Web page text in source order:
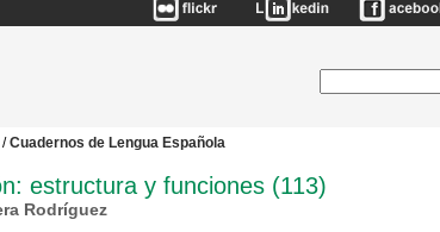
/Cuadernos de Lengua Española
estructura y funciones (113)
Rodríguez